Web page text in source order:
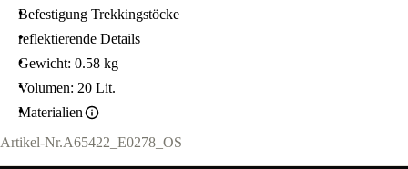
Befestigung Trekkingstöcke
reflektierende Details
Gewicht: 0.58 kg
Volumen: 20 Lit.
Materialien
Artikel-Nr.A65422_E0278_OS